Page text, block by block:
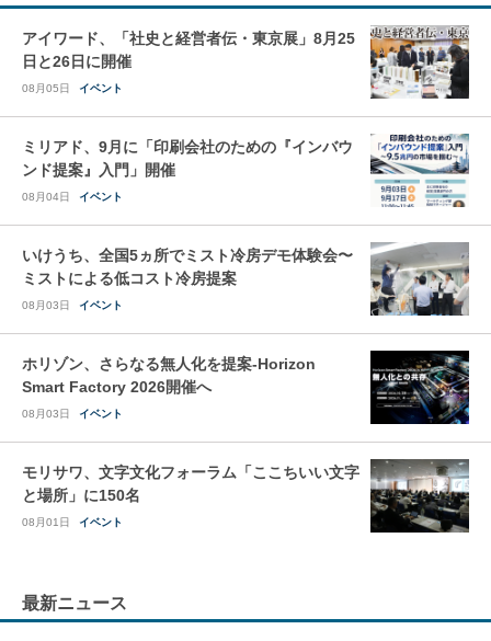
アイワード、「社史と経営者伝・東京展」8月25
日と26日に開催
08月05日 イベント
ミリアド、9月に「印刷会社のための『インバウ
ンド提案』入門」開催
08月04日 イベント
いけうち、全国5ヵ所でミスト冷房デモ体験会〜
ミストによる低コスト冷房提案
08月03日 イベント
ホリゾン、さらなる無人化を提案-Horizon
Smart Factory 2026開催へ
08月03日 イベント
モリサワ、文字文化フォーラム「ここちいい文字
と場所」に150名
08月01日 イベント
最新ニュース